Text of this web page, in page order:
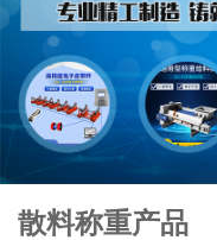
散料称重产品